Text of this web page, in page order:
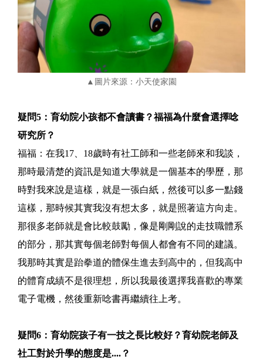
▲圖片來源：小天使家園
疑問5：育幼院小孩都不會讀書？福福為什麼會選擇唸
研究所？
福福：在我17、18歲時有社工師和一些老師來和我談，
那時最清楚的資訊是知道大學就是一個基本的學歷，那
時對我來說是這樣，就是一張白紙，然後可以多一點錢
這樣，那時候其實我沒有想太多，就是照著這方向走。
那很多老師就是會比較鼓勵，像是剛剛說的走技職體系
的部分，那其實每個老師對每個人都會有不同的建議。
我那時其實是跆拳道的體保生進去到高中的，但我高中
的體育成績不是很理想，所以我最後選擇我喜歡的專業
電子電機，然後重新唸書再繼續往上考。
疑問6：育幼院孩子有一技之長比較好？育幼院老師及
社工對於升學的態度是....？